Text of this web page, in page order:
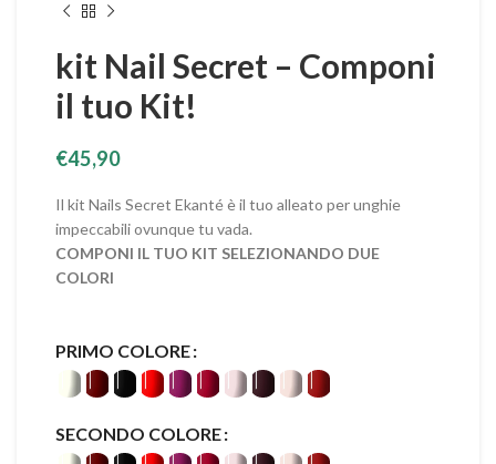
kit Nail Secret – Componi
il tuo Kit!
€45,90
Il kit Nails Secret Ekanté è il tuo alleato per unghie
impeccabili ovunque tu vada.
COMPONI IL TUO KIT SELEZIONANDO DUE
COLORI
PRIMO COLORE
SECONDO COLORE